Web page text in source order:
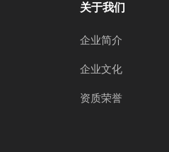
关于我们
企业简介
企业文化
资质荣誉